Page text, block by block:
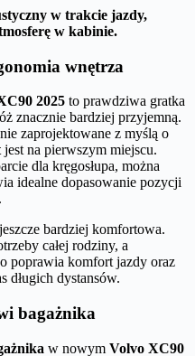
w trakcie jazdy,
w kabinie.
wnętrza
2025 to prawdziwa gratka
znacznie bardziej przyjemną.
zaprojektowane z myślą o
jest na pierwszym miejscu.
dla kręgosłupa, można
idealne dopasowanie pozycji
bardziej komfortowa.
całej rodziny, a
poprawia komfort jazdy oraz
długich dystansów.
bagażnika
w nowym Volvo XC90